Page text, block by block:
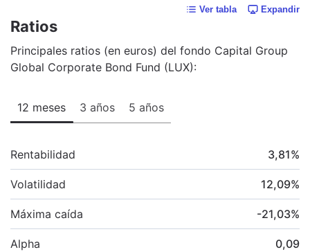
Ver tabla Expandir
Ratios
Principales ratios (en euros) del fondo Capital Group
Global Corporate Bond Fund (LUX):
12 meses 3 años 5 años
Rentabilidad 3,81%
Volatilidad 12,09%
Máxima caída -21,03%
Alpha 0,09